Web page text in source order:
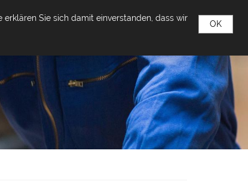
OK
Sie sich damit einverstanden, dass wir